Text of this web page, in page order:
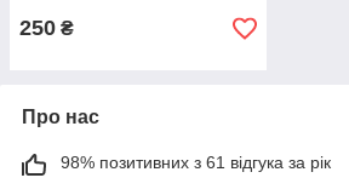
250 ₴
Про нас
98% позитивних з 61 відгука за рік